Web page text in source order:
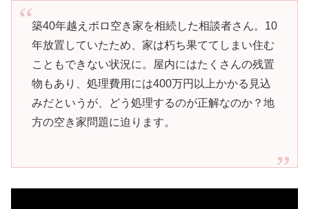
築40年越えボロ空き家を相続した相談者さん。10
年放置していたため、家は朽ち果ててしまい住む
こともできない状況に。屋内にはたくさんの残置
物もあり、処理費用には400万円以上かかる見込
みだというが、どう処理するのが正解なのか？地
方の空き家問題に迫ります。